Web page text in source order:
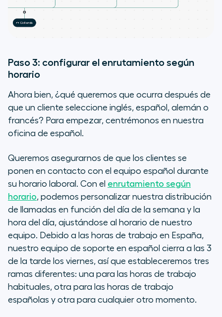
Paso 3: configurar el enrutamiento según
horario
Ahora bien, ¿qué queremos que ocurra después de
que un cliente seleccione inglés, español, alemán o
francés? Para empezar, centrémonos en nuestra
oficina de español.
Queremos asegurarnos de que los clientes se
ponen en contacto con el equipo español durante
su horario laboral. Con el enrutamiento según
horario , podemos personalizar nuestra distribución
de llamadas en función del día de la semana y la
hora del día, ajustándose al horario de nuestro
equipo. Debido a las horas de trabajo en España,
nuestro equipo de soporte en español cierra a las 3
de la tarde los viernes, así que estableceremos tres
ramas diferentes: una para las horas de trabajo
habituales, otra para las horas de trabajo
españolas y otra para cualquier otro momento.